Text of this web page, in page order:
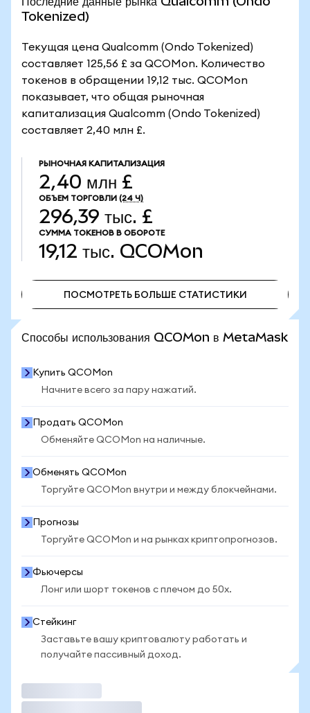
Tokenized)
Текущая цена Qualcomm (Ondo Tokenized)
составляет 125,56 £ за QCOMon. Количество
токенов в обращении 19,12 тыс. QCOMon
показывает, что общая рыночная
капитализация Qualcomm (Ondo Tokenized)
составляет 2,40 млн £.
РЫНОЧНАЯ КАПИТАЛИЗАЦИЯ
2,40 млн £
ОБЪЕМ ТОРГОВЛИ (24 Ч)
296,39 тыс. £
СУММА ТОКЕНОВ В ОБОРОТЕ
19,12 тыс. QCOMon
ПОСМОТРЕТЬ БОЛЬШЕ СТАТИСТИКИ
Способы использования QCOMon в MetaMask
Купить QCOMon
Начните всего за пару нажатий.
Продать QCOMon
Обменяйте QCOMon на наличные.
Обменять QCOMon
Торгуйте QCOMon внутри и между блокчейнами.
Прогнозы
Торгуйте QCOMon и на рынках криптопрогнозов.
Фьючерсы
Лонг или шорт токенов с плечом до 50x.
Стейкинг
Заставьте вашу криптовалюту работать и
получайте пассивный доход.